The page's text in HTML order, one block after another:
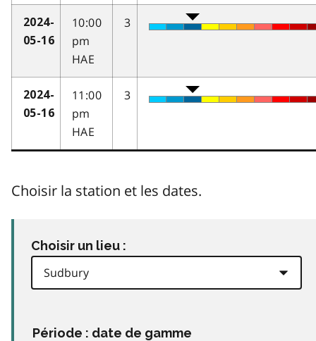
2024-
05-16
10:00
pm
HAE
3
2024-
05-16
11:00
pm
HAE
3
Choisir la station et les dates.
Choisir un lieu :
Période : date de gamme